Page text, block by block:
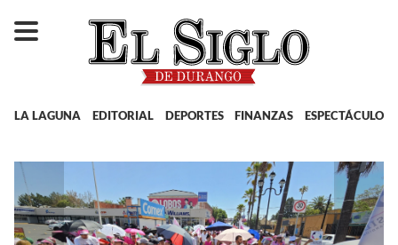
LA LAGUNA EDITORIAL DEPORTES FINANZAS ESPECTÁCULOS